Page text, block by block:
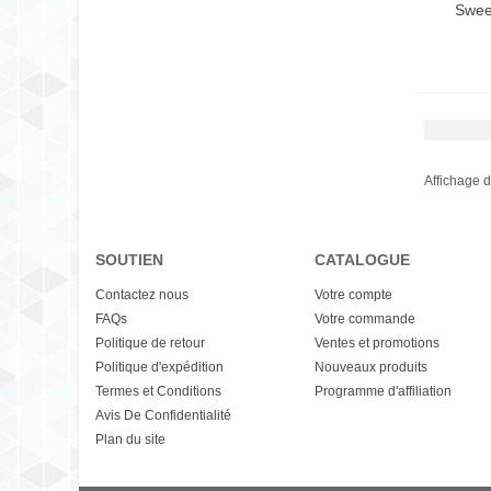
Affichage
SOUTIEN
Contactez nous
FAQs
Politique de retour
Politique d'expédition
Termes et Conditions
Avis De Confidentialité
Plan du site
CATALOGUE
Votre compte
Votre commande
Ventes et promotions
Nouveaux produits
Programme d'affiliation